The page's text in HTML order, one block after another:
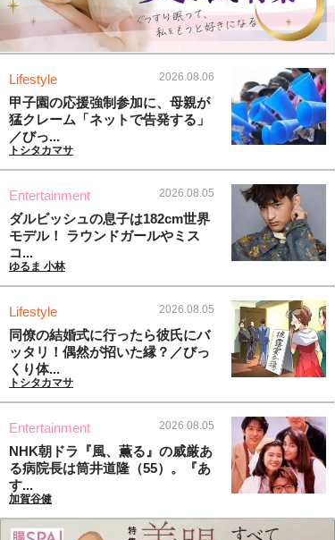
Lifestyle 2026.08.06
甲子園の応援強制参加に、母親が
猛クレーム「ネットで告発する」
／びっ...
トシタカマサ
Entertainment 2026.08.05
ダルビッシュの息子は182cm世界
モデル！ ラウンドガールやミス
コ...
ゆるま 小林
Lifestyle 2026.08.05
同僚の結婚式に行ったら彼氏にバ
ッタリ！偶然が招いた縁？／びっ
くり体...
トシタカマサ
Entertainment 2026.08.05
NHK朝ドラ『風、薫る』の威厳あ
る病院長は筒井道隆（55）。『あ
す...
加賀谷健